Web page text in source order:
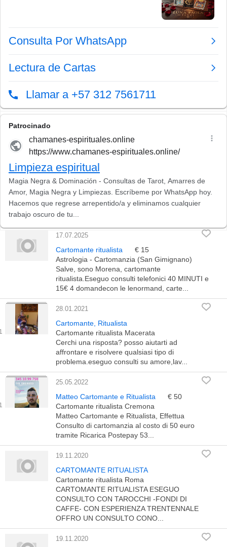
17.07.2025
Cartomante ritualista
€ 15
Astrologia - Cartomanzia (San Gimignano)
Salve, sono Morena, cartomante
ritualista.Eseguo consulti telefonici 40 MINUTI e
15€ 4 domandecon le lenormand, carte...
28.01.2021
Cartomante, Ritualista
Cartomante ritualista Macerata
Cerchi una risposta? posso aiutarti ad
affrontare e risolvere qualsiasi tipo di
problema.eseguo consulti su amore,lav...
25.05.2022
Matteo Cartomante e Ritualista
€ 50
Cartomante ritualista Cremona
Matteo Cartomante e Ritualista, Effettua
Consulto di cartomanzia al costo di 50 euro
tramite Ricarica Postepay 53...
19.11.2020
CARTOMANTE RITUALISTA
Cartomante ritualista Roma
CARTOMANTE RITUALISTA ESEGUO
CONSULTO CON TAROCCHI -FONDI DI
CAFFE- CON ESPERIENZA TRENTENNALE
OFFRO UN CONSULTO CONO...
19.11.2020